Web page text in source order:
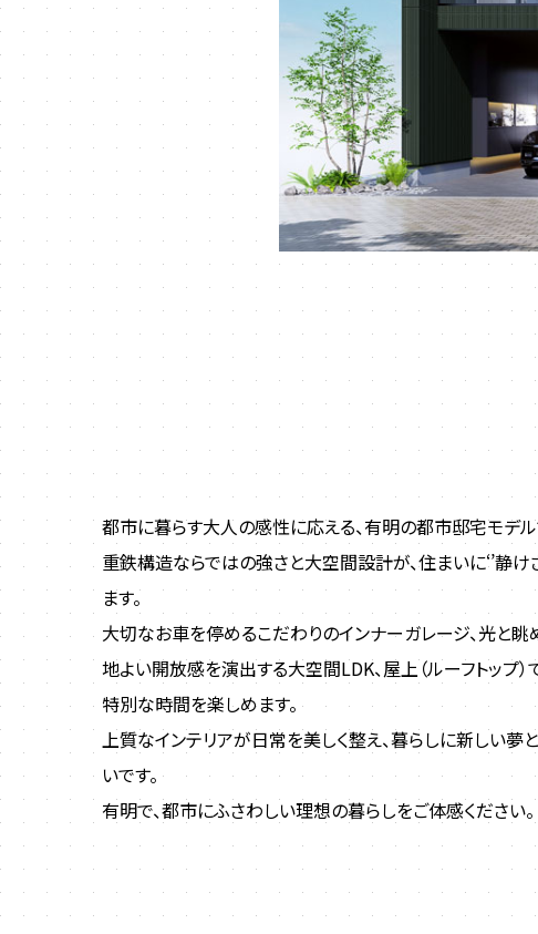
都市に暮らす大人の感性に応える、有明の都市邸宅モデル
重鉄構造ならではの強さと大空間設計が、住まいに‘’静け
ます。
大切なお車を停めるこだわりのインナーガレージ、光と
地よい開放感を演出する大空間LDK、屋上（ルーフトップ）
特別な時間を楽しめます。
上質なインテリアが日常を美しく整え、暮らしに新しい夢
いです。
有明で、都市にふさわしい理想の暮らしをご体感ください。